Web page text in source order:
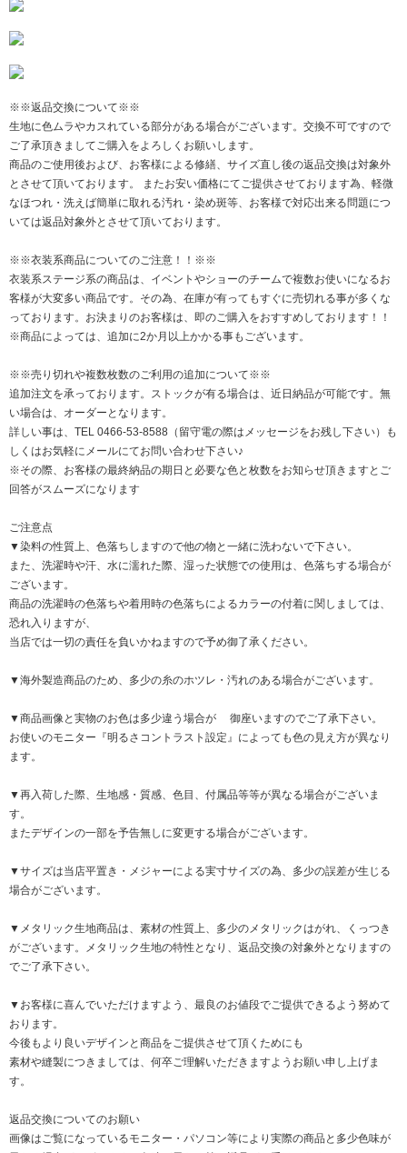
※※返品交換について※※
生地に色ムラやカスれている部分がある場合がございます。交換不可ですので
ご了承頂きましてご購入をよろしくお願いします。
商品のご使用後および、お客様による修繕、サイズ直し後の返品交換は対象外
とさせて頂いております。 またお安い価格にてご提供させております為、軽微
なほつれ・洗えば簡単に取れる汚れ・染め斑等、お客様で対応出来る問題につ
いては返品対象外とさせて頂いております。
※※衣装系商品についてのご注意！！※※
衣装系ステージ系の商品は、イベントやショーのチームで複数お使いになるお
客様が大変多い商品です。その為、在庫が有ってもすぐに売切れる事が多くな
っております。お決まりのお客様は、即のご購入をおすすめしております！！
※商品によっては、追加に2か月以上かかる事もございます。
※※売り切れや複数枚数のご利用の追加について※※
追加注文を承っております。ストックが有る場合は、近日納品が可能です。無
い場合は、オーダーとなります。
詳しい事は、TEL 0466-53-8588（留守電の際はメッセージをお残し下さい）も
しくはお気軽にメールにてお問い合わせ下さい♪
※その際、お客様の最終納品の期日と必要な色と枚数をお知らせ頂きますとご
回答がスムーズになります
ご注意点
▼染料の性質上、色落ちしますので他の物と一緒に洗わないで下さい。
また、洗濯時や汗、水に濡れた際、湿った状態での使用は、色落ちする場合が
ございます。
商品の洗濯時の色落ちや着用時の色落ちによるカラーの付着に関しましては、
恐れ入りますが、
当店では一切の責任を負いかねますので予め御了承ください。
▼海外製造商品のため、多少の糸のホツレ・汚れのある場合がございます。
▼商品画像と実物のお色は多少違う場合が 御座いますのでご了承下さい。
お使いのモニター『明るさコントラスト設定』によっても色の見え方が異なり
ます。
▼再入荷した際、生地感・質感、色目、付属品等等が異なる場合がございま
す。
またデザインの一部を予告無しに変更する場合がございます。
▼サイズは当店平置き・メジャーによる実寸サイズの為、多少の誤差が生じる
場合がございます。
▼メタリック生地商品は、素材の性質上、多少のメタリックはがれ、くっつき
がございます。メタリック生地の特性となり、返品交換の対象外となりますの
でご了承下さい。
▼お客様に喜んでいただけますよう、最良のお値段でご提供できるよう努めて
おります。
今後もより良いデザインと商品をご提供させて頂くためにも
素材や縫製につきましては、何卒ご理解いただきますようお願い申し上げま
す。
返品交換についてのお願い
画像はご覧になっているモニター・パソコン等により実際の商品と多少色味が